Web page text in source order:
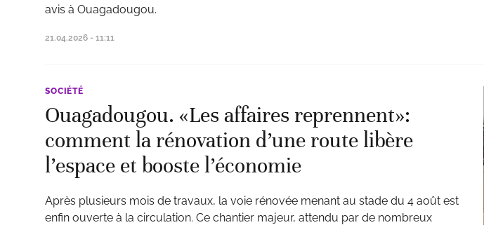
avis à Ouagadougou.
21.04.2026 - 11:11
SOCIÉTÉ
Ouagadougou. «Les affaires reprennent»:
comment la rénovation d’une route libère
l’espace et booste l’économie
Après plusieurs mois de travaux, la voie rénovée menant au stade du 4 août est
enfin ouverte à la circulation. Ce chantier majeur, attendu par de nombreux